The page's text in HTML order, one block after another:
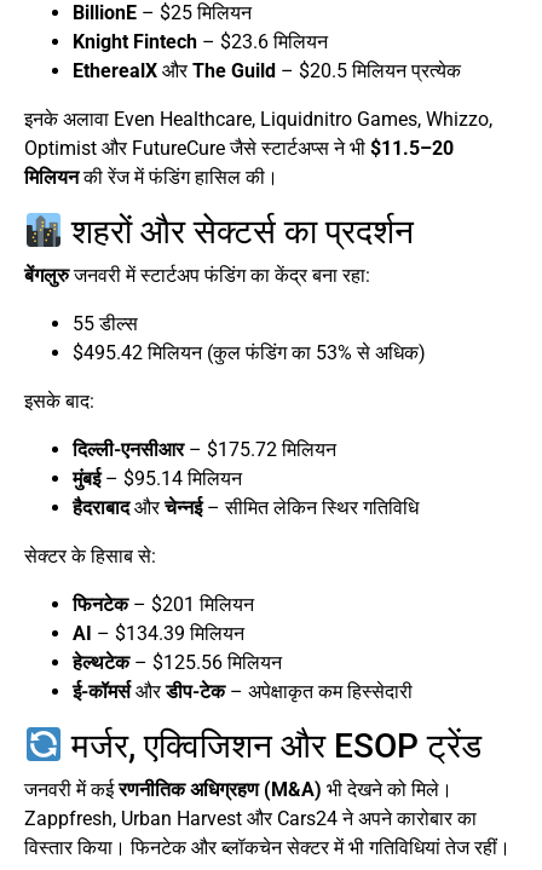
BillionE – $25 मिलियन
Knight Fintech – $23.6 मिलियन
EtherealX औरThe Guild – $20.5 मिलियन प्रत्येक
इनके अलावा Even Healthcare, Liquidnitro Games, Whizzo,
Optimist और FutureCure जैसे स्टार्टअप्स ने भी $11.5–20
मिलियनकी रेंज में फंडिंग हासिल की।
शहरों और सेक्टर्स का प्रदर्शन
बेंगलुरुजनवरी में स्टार्टअप फंडिंग का केंद्र बना रहा:
55 डील्स
$495.42 मिलियन (कुल फंडिंग का 53% से अधिक)
इसके बाद:
दिल्ली-एनसीआर– $175.72 मिलियन
मुंबई– $95.14 मिलियन
हैदराबादऔरचेन्नई– सीमित लेकिन स्थिर गतिविधि
सेक्टर के हिसाब से:
फिनटेक– $201 मिलियन
AI – $134.39 मिलियन
हेल्थटेक– $125.56 मिलियन
ई-कॉमर्सऔरडीप-टेक– अपेक्षाकृत कम हिस्सेदारी
मर्जर, एक्विजिशन और ESOP ट्रेंड
जनवरी में कईरणनीतिक अधिग्रहण (M&A) भी देखने को मिले।
Zappfresh, Urban Harvest और Cars24 ने अपने कारोबार का
विस्तार किया। फिनटेक और ब्लॉकचेन सेक्टर में भी गतिविधियां तेज रहीं।